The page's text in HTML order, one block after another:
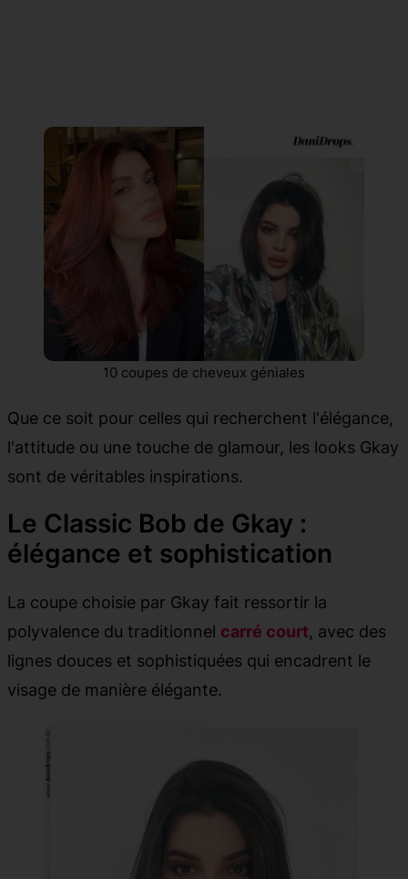
10 coupes de cheveux géniales
Que ce soit pour celles qui recherchent l'élégance,
l'attitude ou une touche de glamour, les looks Gkay
sont de véritables inspirations.
Le Classic Bob de Gkay :
élégance et sophistication
La coupe choisie par Gkay fait ressortir la
polyvalence du traditionnel carré court, avec des
lignes douces et sophistiquées qui encadrent le
visage de manière élégante.